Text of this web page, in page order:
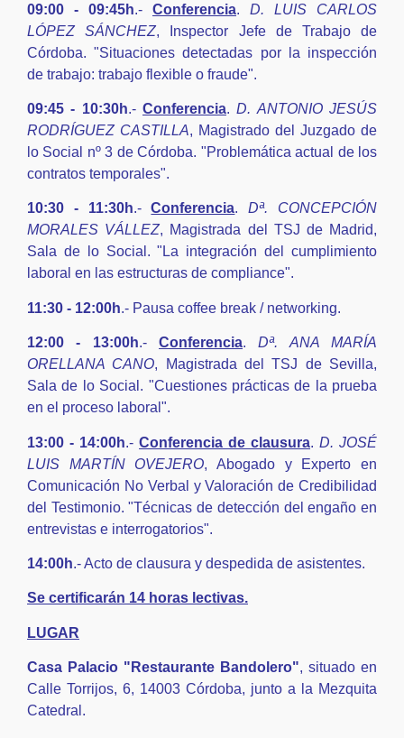
09:00 - 09:45h.- Conferencia. D. LUIS CARLOS
LÓPEZ SÁNCHEZ, Inspector Jefe de Trabajo de
Córdoba. "Situaciones detectadas por la inspección
de trabajo: trabajo flexible o fraude".
09:45 - 10:30h.-Conferencia.D. ANTONIO JESÚS
RODRÍGUEZ CASTILLA, Magistrado del Juzgado de
lo Social nº 3 de Córdoba. "Problemática actual de los
contratos temporales".
10:30 - 11:30h.-Conferencia.Dª. CONCEPCIÓN
MORALES VÁLLEZ, Magistrada del TSJ de Madrid,
Sala de lo Social. "La integración del cumplimiento
laboral en las estructuras de compliance".
11:30 - 12:00h.- Pausa coffee break / networking.
12:00 - 13:00h.-Conferencia.Dª. ANA MARÍA
ORELLANA CANO, Magistrada del TSJ de Sevilla,
Sala de lo Social. "Cuestiones prácticas de la prueba
en el proceso laboral".
13:00 - 14:00h.- Conferencia de clausura. D. JOSÉ
LUIS MARTÍN OVEJERO, Abogado y Experto en
Comunicación No Verbal y Valoración de Credibilidad
del Testimonio. "Técnicas de detección del engaño en
entrevistas e interrogatorios".
14:00h.- Acto de clausura y despedida de asistentes.
Se certificarán 14 horas lectivas.
LUGAR
Casa Palacio "Restaurante Bandolero", situado en
Calle Torrijos, 6, 14003 Córdoba, junto a la Mezquita
Catedral.